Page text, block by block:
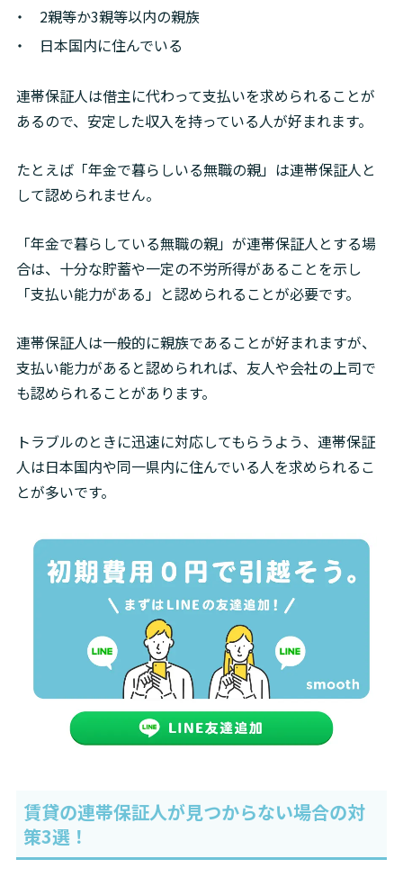
2親等か3親等以内の親族
日本国内に住んでいる
連帯保証人は借主に代わって支払いを求められることが
あるので、安定した収入を持っている人が好まれます。
たとえば「年金で暮らしいる無職の親」は連帯保証人と
して認められません。
「年金で暮らしている無職の親」が連帯保証人とする場
合は、十分な貯蓄や一定の不労所得があることを示し
「支払い能力がある」と認められることが必要です。
連帯保証人は一般的に親族であることが好まれますが、
支払い能力があると認められれば、友人や会社の上司で
も認められることがあります。
トラブルのときに迅速に対応してもらうよう、連帯保証
人は日本国内や同一県内に住んでいる人を求められるこ
とが多いです。
賃貸の連帯保証人が見つからない場合の対
策3選！